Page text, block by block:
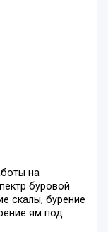
на
буровой
скалы, бурение
ям под